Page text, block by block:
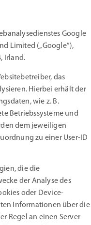
Google
Limited („Google”),
Irland.
das
Hierbei erhält der
wie z. B.
Betriebssysteme und
dem jeweiligen
zu einer User-ID
die die
der Analyse des
oder Device-
Informationen über die
Regel an einen Server